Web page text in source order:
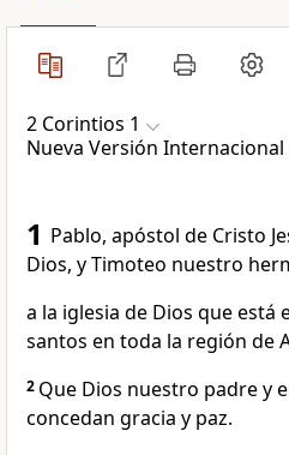
2 Corintios 1
Nueva Versión Internacional
1 Pablo, apóstol de Cristo
Dios, y Timoteo nuestro
a la iglesia de Dios que está
santos en toda la región de
2 Que Dios nuestro padre y
concedan gracia y paz.